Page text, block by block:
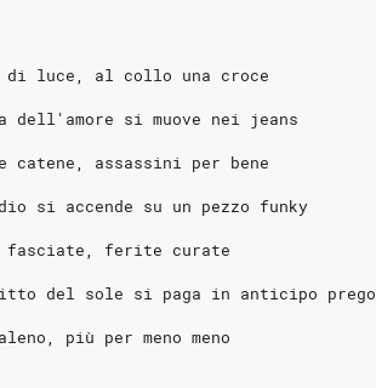
di luce, al collo una croce
dell'amore si muove nei jeans
catene, assassini per bene
si accende su un pezzo funky
fasciate, ferite curate
del sole si paga in anticipo prego
più per meno meno